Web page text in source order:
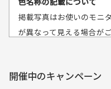
セールかつポイント
も使えて、お得に購
入出来ました
セールかつポイントも使
満足です。
おります。
せて頂いております。
送料はいくらかかりま
掲載写真はお使いのモニ
が異なって見える場合がご
実寸サイズについて
開催中のキャンペーン